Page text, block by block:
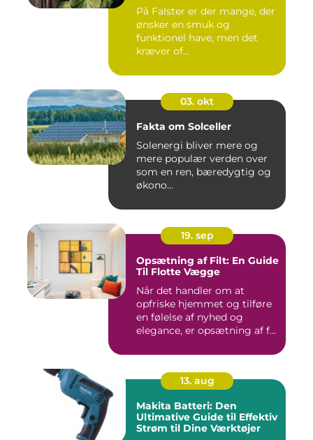
På Falster er der mange, der
ønsker en smuk og
funktionel have, men det
kræver of...
03. okt
Fakta om Solceller
Solenergi bliver mere og
mere populær verden over
som en ren, bæredygtig og
økono...
19. sep
Opsætning af Filt: En Guide
Til Flotte Vægge
Når det handler om at
opfriske hjemmet og tilføre
en følelse af nyhed og
elegance, er opsætning af f...
13. aug
Makita Batteri: Den
Ultimative Guide til Effektiv
Strøm til Dine Værktøjer